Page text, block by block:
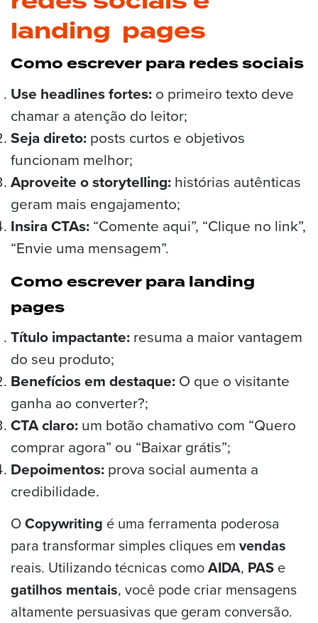
landing pages
Como escrever para redes sociais
Use headlines fortes:o primeiro texto deve
chamar a atenção do leitor;
Seja direto:posts curtos e objetivos
funcionam melhor;
Aproveite o storytelling:histórias autênticas
geram mais engajamento;
Insira CTAs:“Comente aqui”, “Clique no link”,
“Envie uma mensagem”.
Como escrever para landing
pages
Título impactante:resuma a maior vantagem
do seu produto;
Benefícios em destaque:O que o visitante
ganha ao converter?;
CTA claro:um botão chamativo com “Quero
comprar agora” ou “Baixar grátis”;
Depoimentos:prova social aumenta a
credibilidade.
OCopywriting é uma ferramenta poderosa
para transformar simples cliques em vendas
reais. Utilizando técnicas comoAIDA, PAS e
gatilhos mentais, você pode criar mensagens
altamente persuasivas que geram conversão.